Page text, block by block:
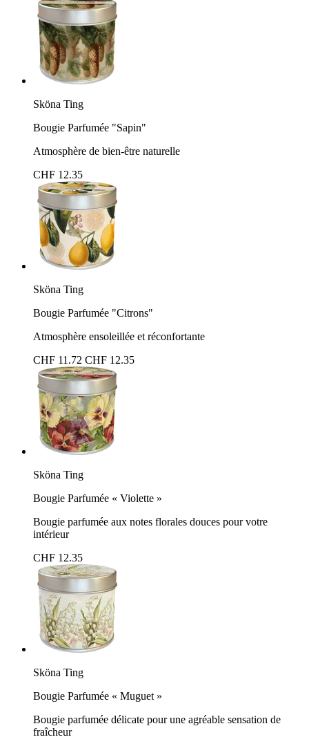
Sköna Ting
Bougie Parfumée "Sapin"
Atmosphère de bien-être naturelle
CHF 12.35
Sköna Ting
Bougie Parfumée "Citrons"
Atmosphère ensoleillée et réconfortante
CHF 11.72 CHF 12.35
Sköna Ting
Bougie Parfumée « Violette »
Bougie parfumée aux notes florales douces pour votre
intérieur
CHF 12.35
Sköna Ting
Bougie Parfumée « Muguet »
Bougie parfumée délicate pour une agréable sensation de
fraîcheur